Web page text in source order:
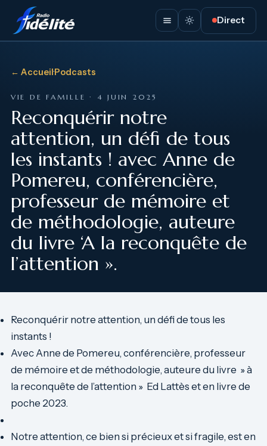
Direct
← Accueil·Podcasts
VIE DE FAMILLE · 4 JUIN 2025
Reconquérir notre
attention, un défi de tous
les instants ! avec Anne de
Pomereu, conférencière,
professeur de mémoire et
de méthodologie, auteure
du livre ‘A la reconquête de
l’attention ».
Reconquérir notre attention, un défi de tous les
instants !
Avec Anne de Pomereu, conférencière, professeur
de mémoire et de méthodologie, auteure du livre » à
la reconquête de l’attention » Ed Lattès et en livre de
poche 2023.
Notre attention, ce bien si précieux et si fragile, est en